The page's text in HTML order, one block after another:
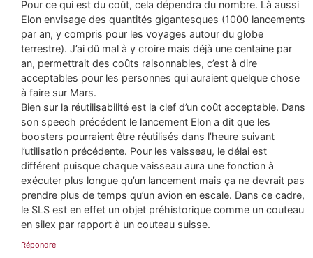
Pour ce qui est du coût, cela dépendra du nombre. Là aussi
Elon envisage des quantités gigantesques (1000 lancements
par an, y compris pour les voyages autour du globe
terrestre). J’ai dû mal à y croire mais déjà une centaine par
an, permettrait des coûts raisonnables, c’est à dire
acceptables pour les personnes qui auraient quelque chose
à faire sur Mars.
Bien sur la réutilisabilité est la clef d’un coût acceptable. Dans
son speech précédent le lancement Elon a dit que les
boosters pourraient être réutilisés dans l’heure suivant
l’utilisation précédente. Pour les vaisseau, le délai est
différent puisque chaque vaisseau aura une fonction à
exécuter plus longue qu’un lancement mais ça ne devrait pas
prendre plus de temps qu’un avion en escale. Dans ce cadre,
le SLS est en effet un objet préhistorique comme un couteau
en silex par rapport à un couteau suisse.
Répondre